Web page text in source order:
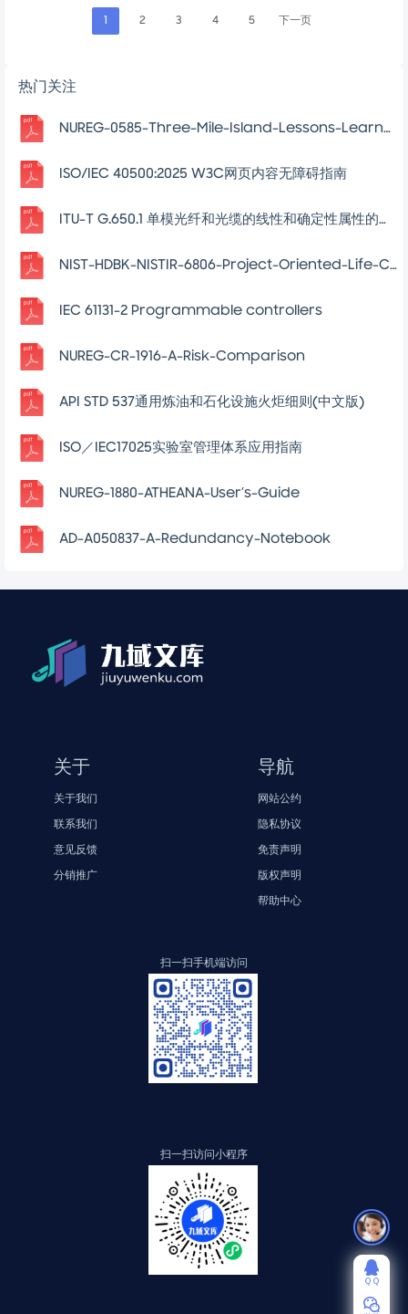
1 2 3 4 5 下一页
热门关注
NUREG-0585-Three-Mile-Island-Lessons-Learned-Task-Force-Final-Report
ISO/IEC 40500:2025 W3C网页内容无障碍指南
ITU-T G.650.1 单模光纤和光缆的线性和确定性属性的定义和测试方法
NIST-HDBK-NISTIR-6806-Project-Oriented-Life-Cycle-Costing-Workshop-For-Energy-Conservation-In-Buildings
IEC 61131-2 Programmable controllers
NUREG-CR-1916-A-Risk-Comparison
API STD 537通用炼油和石化设施火炬细则(中文版)
ISO／IEC17025实验室管理体系应用指南
NUREG-1880-ATHEANA-User’s-Guide
AD-A050837-A-Redundancy-Notebook
关于
关于我们
联系我们
意见反馈
分销推广
导航
网站公约
隐私协议
免责声明
版权声明
帮助中心
扫一扫手机端访问
扫一扫访问小程序
ＱＱ